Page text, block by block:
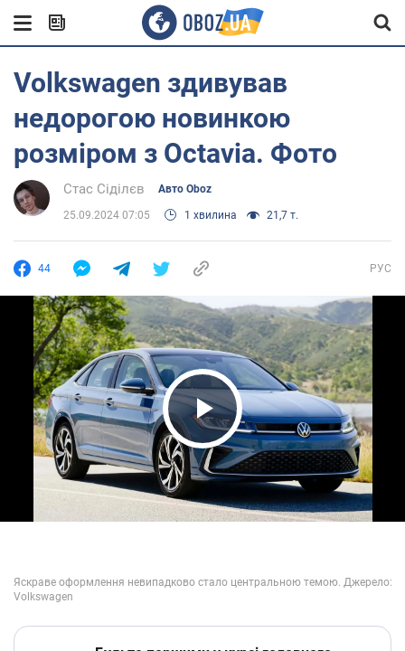
Volkswagen здивував
недорогою новинкою
розміром з Octavia. Фото
Стас Сіділєв Авто Oboz
25.09.2024 07:05 1 хвилина 21,7 т.
44 РУС
Play Video